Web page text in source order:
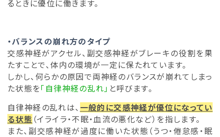
るときに優位に働きます。
・バランスの崩れ方のタイプ
交感神経がアクセル、副交感神経がブレーキの役割を果
たすことで、体内の環境が一定に保たれています。
しかし、何らかの原因で両神経のバランスが崩れてしまっ
た状態を「自律神経の乱れ」 と呼びます。
自律神経の乱れは、 一般的に交感神経が優位になってい
る状態 （イライラ・不眠・血流の悪化など）を指します。
また、副交感神経が過度に働いた状態（うつ・倦怠感・眠